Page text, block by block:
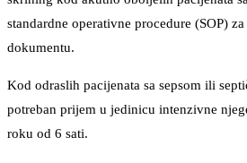
standardne operativne procedure (SOP)
dokumentu.
Kod odraslih pacijenata sa sepsom ili
potreban prijem u jedinicu intenzivne
roku od 6 sati.